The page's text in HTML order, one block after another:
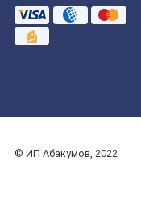
© ИП Абакумов, 2022